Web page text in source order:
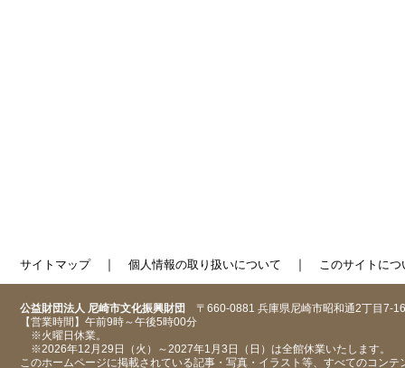
サイトマップ｜ 個人情報の取り扱いについて ｜ このサイトにつ
公益財団法人 尼崎市文化振興財団 〒660-0881 兵庫県尼崎市昭和通2丁目7-16
【営業時間】午前9時～午後5時00分
※火曜日休業。
※2026年12月29日（火）～2027年1月3日（日）は全館休業いたします。
このホームページに掲載されている記事・写真・イラスト等、すべてのコン